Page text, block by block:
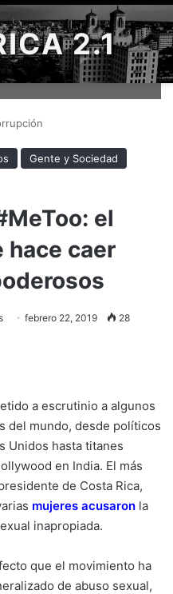
2.1
protestando contra el
Credit Gabriel Sotelo/Nur Photo
Gente y Sociedad
el
hace caer
febrero 22, 2019 28
a escrutinio a algunos
del mundo, desde políticos
Unidos hasta titanes
en India. El más
de Costa Rica,
mujeres acusaron la
inapropiada.
que el movimiento ha
de abuso sexual,